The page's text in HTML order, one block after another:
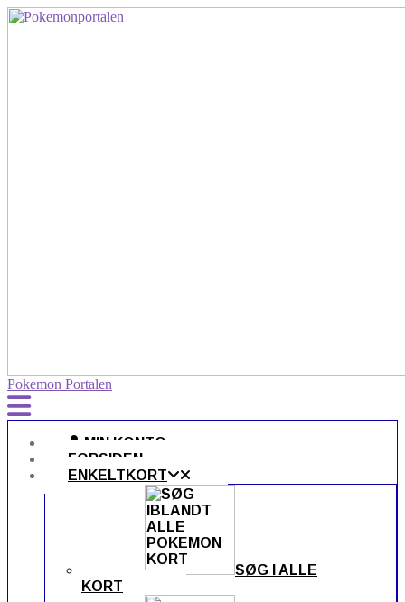
Pokemon Portalen
MIN KONTO
FORSIDEN
ENKELTKORT
SØG I ALLE
KORT